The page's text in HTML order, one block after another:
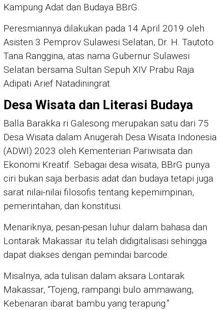
Kampung Adat dan Budaya BBrG.
Peresmiannya dilakukan pada 14 April 2019 oleh
Asisten 3 Pemprov Sulawesi Selatan, Dr. H. Tautoto
Tana Ranggina, atas nama Gubernur Sulawesi
Selatan bersama Sultan Sepuh XIV Prabu Raja
Adipati Arief Natadiningrat.
Desa Wisata dan Literasi Budaya
Balla Barakka ri Galesong merupakan satu dari 75
Desa Wisata dalam Anugerah Desa Wisata Indonesia
(ADWI) 2023 oleh Kementerian Pariwisata dan
Ekonomi Kreatif. Sebagai desa wisata, BBrG punya
ciri bukan saja berbasis adat dan budaya tetapi juga
sarat nilai-nilai filosofis tentang kepemimpinan,
pemerintahan, dan konstitusi.
Menariknya, pesan-pesan luhur dalam bahasa dan
Lontarak Makassar itu telah didigitalisasi sehingga
dapat diakses dengan pemindai barcode.
Misalnya, ada tulisan dalam aksara Lontarak
Makassar, “Tojeng, rampangi bulo ammawang,
Kebenaran ibarat bambu yang terapung.”